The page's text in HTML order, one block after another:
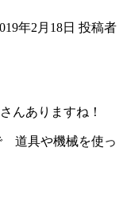
年2月18日 投稿者
んありますね！
道具や機械を使っ